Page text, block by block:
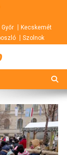
Győr
Kecskemét
Szolnok